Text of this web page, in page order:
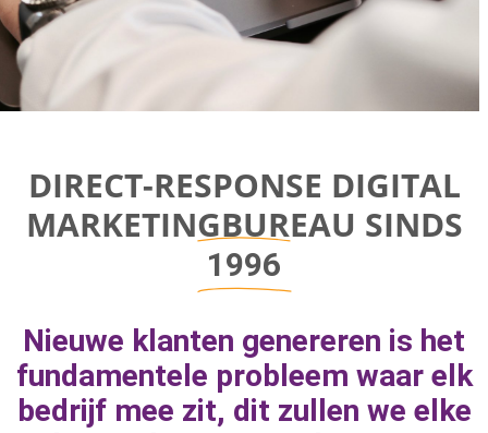
Direct-response
Digital
Marketing Bureau
marketingknoppen te draaien om naar
geweldige resultaten toe te werken.
DIRECT-RESPONSE DIGITAL
MARKETINGBUREAU SINDS
1996
Nieuwe klanten genereren is het
fundamentele probleem waar elk
bedrijf mee zit, dit zullen we elke